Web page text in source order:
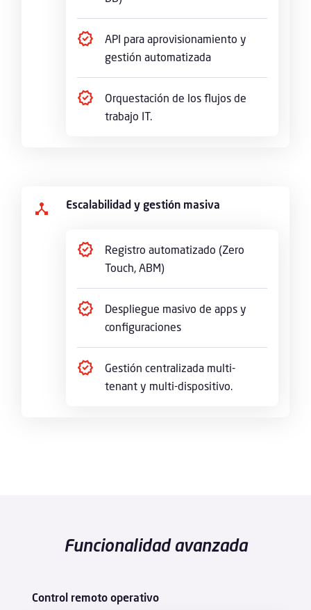
API para aprovisionamiento y
gestión automatizada
Orquestación de los flujos de
trabajo IT.
Escalabilidad y gestión masiva
Registro automatizado (Zero
Touch, ABM)
Despliegue masivo de apps y
configuraciones
Gestión centralizada multi-
tenant y multi-dispositivo.
Funcionalidad avanzada
Control remoto operativo